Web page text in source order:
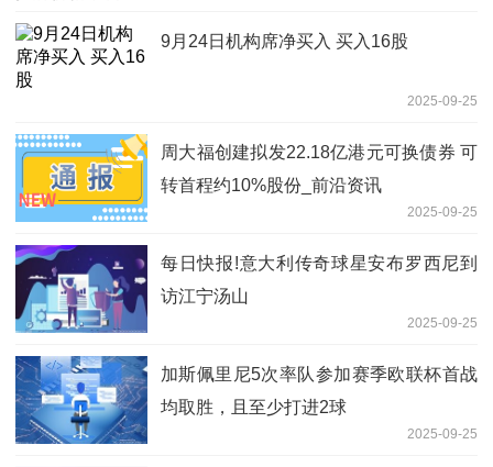
9月24日机构席净买入 买入16股
2025-09-25
周大福创建拟发22.18亿港元可换债券 可
转首程约10%股份_前沿资讯
2025-09-25
每日快报!意大利传奇球星安布罗西尼到
访江宁汤山
2025-09-25
加斯佩里尼5次率队参加赛季欧联杯首战
均取胜，且至少打进2球
2025-09-25